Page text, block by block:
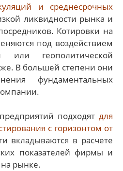
и среднесрочных
ликвидности рынка и
Котировки на
под воздействием
или геополитической
В большей степени они
фундаментальных
подходят для
с горизонтом от
вкладываются в расчете
показателей фирмы и
рынке.